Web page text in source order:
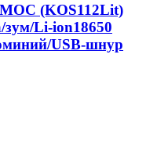
(KOS112Lit)
Li-ion18650
USB-шнур